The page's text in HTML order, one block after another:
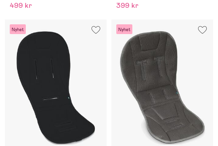
499 kr 399 kr
Nyhet Nyhet